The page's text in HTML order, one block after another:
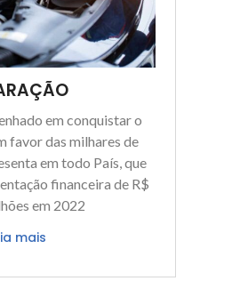
em conquistar o
favor das milhares de
em todo País, que
financeira de R$
em 2022
mais